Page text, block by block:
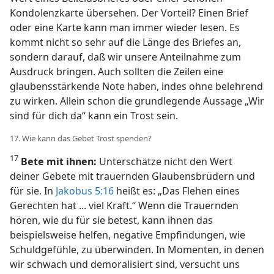
Kondolenzkarte übersehen. Der Vorteil? Einen Brief
oder eine Karte kann man immer wieder lesen. Es
kommt nicht so sehr auf die Länge des Briefes an,
sondern darauf, daß wir unsere Anteilnahme zum
Ausdruck bringen. Auch sollten die Zeilen eine
glaubensstärkende Note haben, indes ohne belehrend
zu wirken. Allein schon die grundlegende Aussage „Wir
sind für dich da“ kann ein Trost sein.
17. Wie kann das Gebet Trost spenden?
17 Bete mit ihnen: Unterschätze nicht den Wert
deiner Gebete mit trauernden Glaubensbrüdern und
für sie. In Jakobus 5:16 heißt es: „Das Flehen eines
Gerechten hat ... viel Kraft.“ Wenn die Trauernden
hören, wie du für sie betest, kann ihnen das
beispielsweise helfen, negative Empfindungen, wie
Schuldgefühle, zu überwinden. In Momenten, in denen
wir schwach und demoralisiert sind, versucht uns